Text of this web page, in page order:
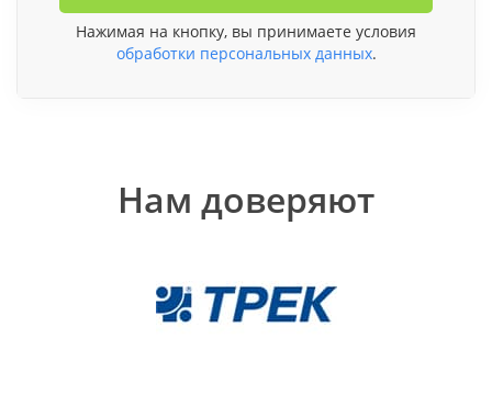
Нажимая на кнопку, вы принимаете условия
обработки персональных данных.
Нам доверяют